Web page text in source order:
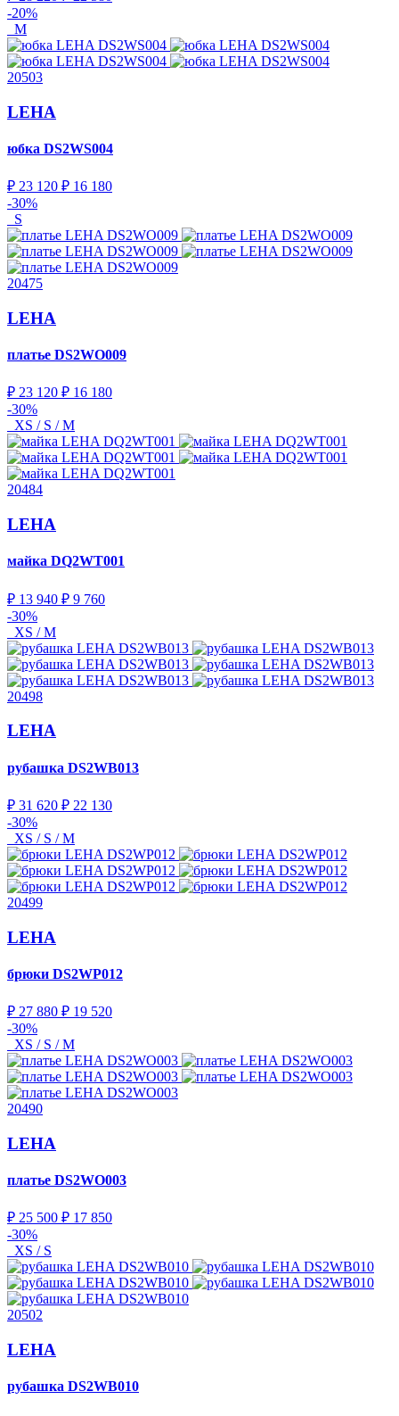
-20%
M
20503
LEHA
юбка DS2WS004
₽ 23 120 ₽ 16 180
-30%
S
20475
LEHA
платье DS2WO009
₽ 23 120 ₽ 16 180
-30%
XS / S / M
20484
LEHA
майка DQ2WT001
₽ 13 940 ₽ 9 760
-30%
XS / M
20498
LEHA
рубашка DS2WB013
₽ 31 620 ₽ 22 130
-30%
XS / S / M
20499
LEHA
брюки DS2WP012
₽ 27 880 ₽ 19 520
-30%
XS / S / M
20490
LEHA
платье DS2WO003
₽ 25 500 ₽ 17 850
-30%
XS / S
20502
LEHA
рубашка DS2WB010